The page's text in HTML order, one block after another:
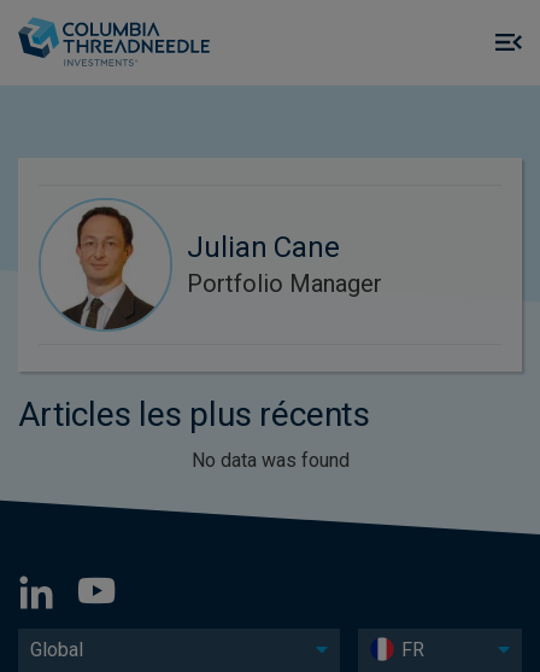
Julian Cane
Portfolio Manager
Articles les plus récents
No data was found
Global FR